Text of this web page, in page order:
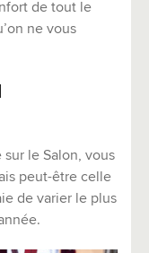
de tout le
ne vous
sur le Salon, vous
peut-être celle
de varier le plus